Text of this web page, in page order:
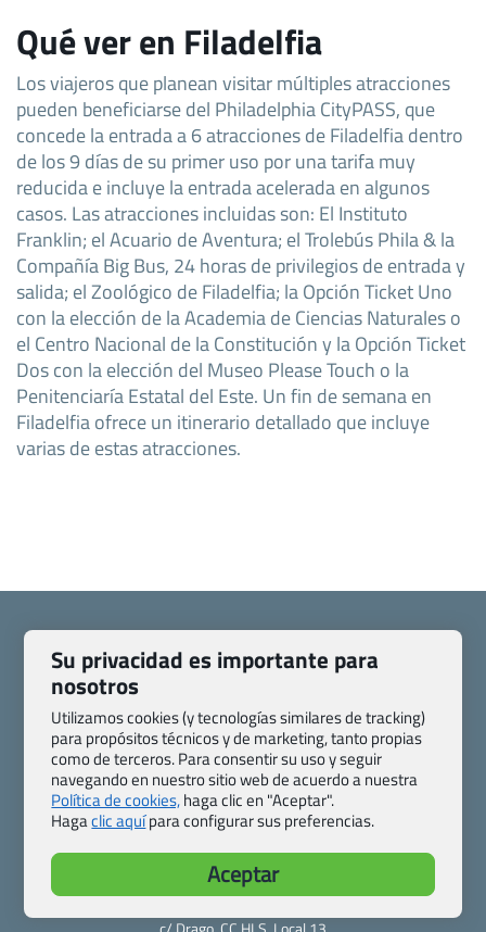
Qué ver en Filadelfia
Los viajeros que planean visitar múltiples atracciones
pueden beneficiarse del Philadelphia CityPASS, que
concede la entrada a 6 atracciones de Filadelfia dentro
de los 9 días de su primer uso por una tarifa muy
reducida e incluye la entrada acelerada en algunos
casos. Las atracciones incluidas son: El Instituto
Franklin; el Acuario de Aventura; el Trolebús Phila & la
Compañía Big Bus, 24 horas de privilegios de entrada y
salida; el Zoológico de Filadelfia; la Opción Ticket Uno
con la elección de la Academia de Ciencias Naturales o
el Centro Nacional de la Constitución y la Opción Ticket
Dos con la elección del Museo Please Touch o la
Penitenciaría Estatal del Este. Un fin de semana en
Filadelfia ofrece un itinerario detallado que incluye
varias de estas atracciones.
Pasaporte, Visado, Salud y otras disposiciones específicas
Blog de Viajes.com
Registro de agencias
Preguntas frecuentes
Condiciones generales
Política de privacidad y cookies
Transparencia
Todas las páginas – sitemap
Viajes.com
Su privacidad es importante para
nosotros
Utilizamos cookies (y tecnologías similares de tracking)
para propósitos técnicos y de marketing, tanto propias
como de terceros. Para consentir su uso y seguir
navegando en nuestro sitio web de acuerdo a nuestra
Política de cookies,haga clic en "Aceptar".
Hagaclic aquípara configurar sus preferencias.
Aceptar